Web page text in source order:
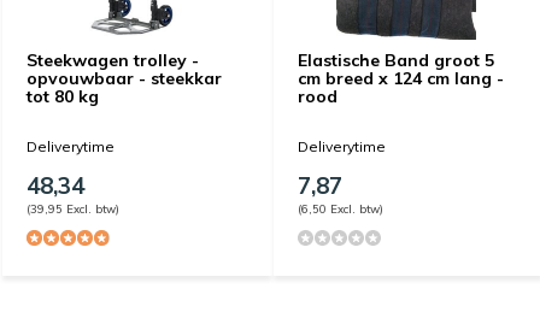
Steekwagen trolley -
opvouwbaar - steekkar
tot 80 kg
Deliverytime
48,34
(39,95 Excl. btw)
Elastische Band groot 5
cm breed x 124 cm lang -
rood
Deliverytime
7,87
(6,50 Excl. btw)